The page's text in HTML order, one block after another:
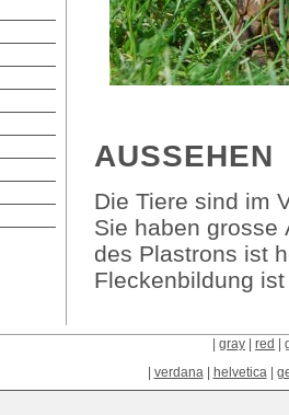
AUSSEHEN
Die Tiere sind im
Sie haben grosse
des Plastrons ist
Fleckenbildung
gray red
verdana| helvetica|